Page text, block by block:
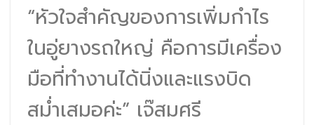
“หัวใจสำคัญของการเพิ่มกำไร
ในอู่ยางรถใหญ่ คือการมีเครื่อง
มือที่ทำงานได้นิ่งและแรงบิด
สม่ำเสมอค่ะ” เจ๊สมศรี